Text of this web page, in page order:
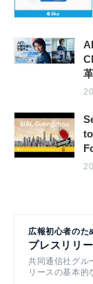
広報初心者のた
プレスリリ
共同通信社グル
リースの基本的